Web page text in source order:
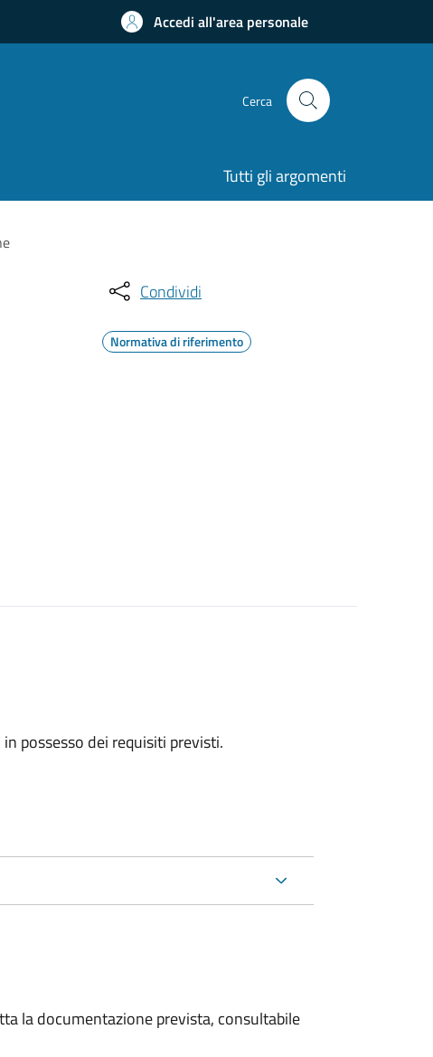
Accedi all'area personale
Cerca
Tutti gli argomenti
Condividi
Normativa di riferimento
possesso dei requisiti previsti.
la documentazione prevista, consultabile